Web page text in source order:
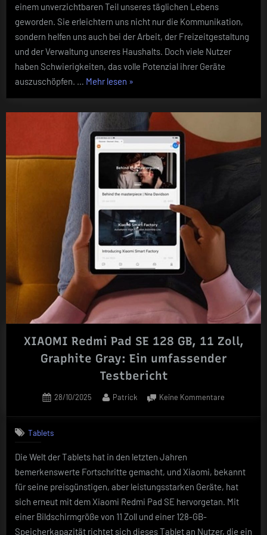
das
zu
verbessern
einem unverzichtbaren Teil unseres täglichen Lebens
geworden. Sie erleichtern uns nicht nur die Kommunikation,
sondern helfen uns auch bei der Arbeit, der Freizeitgestaltung
und der Verwaltung unseres Haushalts. Doch viele Nutzer
haben Schwierigkeiten, das volle Potenzial ihrer Geräte
auszuschöpfen. … Mehr lesen „Wie
seine
intelligenten
optimiert,
um
das
Nutzungserlebnis
zu
verbessern“
»
XIAOMI Redmi Pad SE 128 GB, 11 Zoll,
Graphite Gray: Ein umfassender
Testbericht
Posted
28/10/2025 By
Patrick Keine Kommentare
GB,
11
Zoll,
Tablets
Die Welt der Tablets hat in den letzten Jahren
bemerkenswerte Fortschritte gemacht, und Xiaomi, bekannt
für seine preisgünstigen, aber leistungsstarken Geräte, hat
sich erneut mit dem Xiaomi Redmi Pad SE hervorgetan. Mit
einer Bildschirmgröße von 11 Zoll und einer 128-GB-
Speicherkapazität richtet sich dieses Tablet an Nutzer, die ein